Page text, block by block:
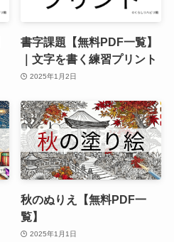
書字課題【無料PDF一覧】
｜文字を書く練習プリント
2025年1月2日
秋のぬりえ【無料PDF一
覧】
2025年1月1日